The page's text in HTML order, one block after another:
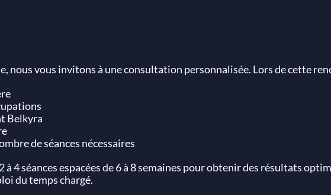
nous vous invitons à une consultation personnalisée. Lors de cette
Belkyra
de séances nécessaires
4 séances espacées de 6 à 8 semaines pour obtenir des résultats
du temps chargé.